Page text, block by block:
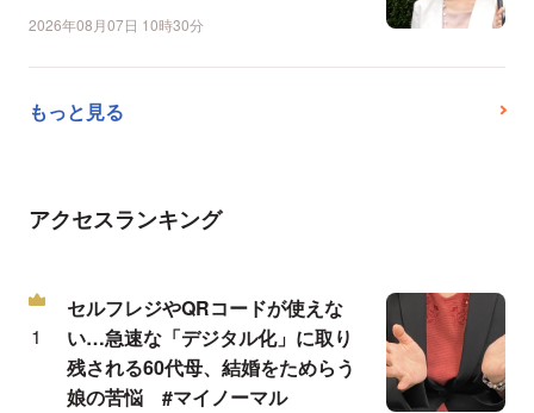
2026年08月07日 10時30分
もっと見る
アクセスランキング
セルフレジやQRコードが使えな
い…急速な「デジタル化」に取り
残される60代母、結婚をためらう
娘の苦悩 #マイノーマル